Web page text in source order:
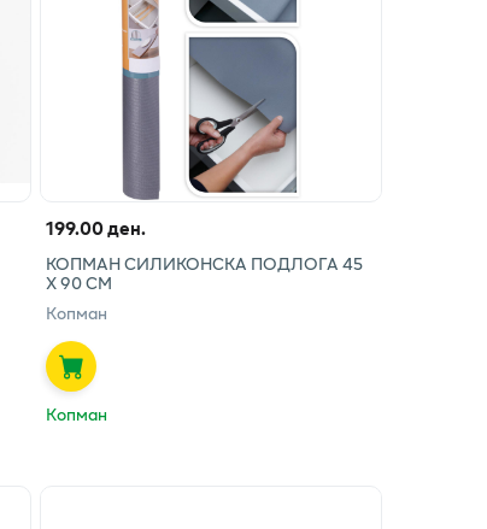
199.00 ден.
КОПМАН СИЛИКОНСКА ПОДЛОГА 45
Х 90 СМ
Копман
Копман